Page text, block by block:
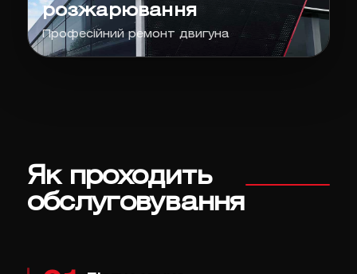
розжарювання
Професійний ремонт двигуна
Як проходить
обслуговування